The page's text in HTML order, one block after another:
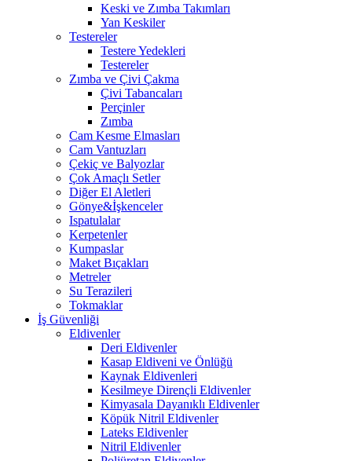
Keski ve Zımba Takımları
Yan Keskiler
Testereler
Testere Yedekleri
Testereler
Zımba ve Çivi Çakma
Çivi Tabancaları
Perçinler
Zımba
Cam Kesme Elmasları
Cam Vantuzları
Çekiç ve Balyozlar
Çok Amaçlı Setler
Diğer El Aletleri
Gönye&İşkenceler
Ispatulalar
Kerpetenler
Kumpaslar
Maket Bıçakları
Metreler
Su Terazileri
Tokmaklar
İş Güvenliği
Eldivenler
Deri Eldivenler
Kasap Eldiveni ve Önlüğü
Kaynak Eldivenleri
Kesilmeye Dirençli Eldivenler
Kimyasala Dayanıklı Eldivenler
Köpük Nitril Eldivenler
Lateks Eldivenler
Nitril Eldivenler